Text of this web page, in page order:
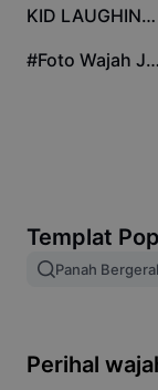
Gabungan imej
Ubah Saiz Imej
6.5K KID LAUGHING MEME
5.4K #Foto Wajah Jelek
Templat
Panah
Perihal